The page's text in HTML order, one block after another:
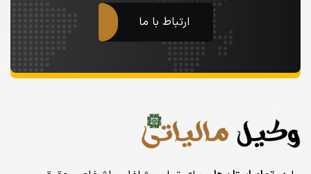
ارتباط با ما